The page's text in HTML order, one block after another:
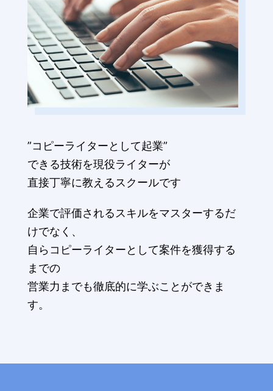
”コピーライターとして起業”
できる技術を現役ライターが
直接丁寧に教えるスクールです
企業で評価されるスキルをマスターするだ
けでなく、
自らコピーライターとして案件を獲得する
までの
営業力までも徹底的に学ぶことができま
す。